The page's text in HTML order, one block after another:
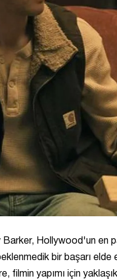
Barker, Hollywood'un
bir başarı
filmin yapımı için